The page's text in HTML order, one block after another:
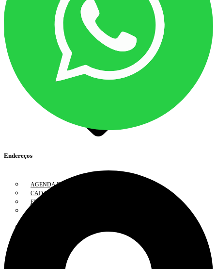
DESENVOLVIMENTO PROFISSIONAL
AGENDA DE CURSOS
CADASTRO/ INSCRIÇÕES
EDUCAÇÃO PROFISSIONAL CONTINUADA
Endereços